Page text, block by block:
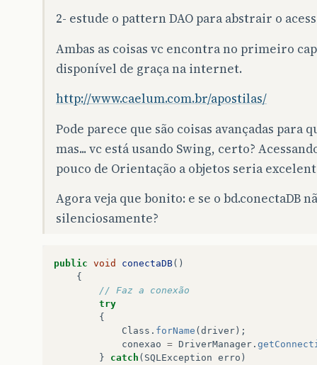
2- estude o pattern DAO para abstrair o
Ambas as coisas vc encontra no primeiro
disponível de graça na internet.
http://www.caelum.com.br/apostilas/
Pode parece que são coisas avançadas para
mas... vc está usando Swing, certo?
pouco de Orientação a objetos seria
Agora veja que bonito: e se o bd.conectaDB
silenciosamente?
public void conectaDB()
{
// Faz a conexão
try
{
Class . forName ( driver );
conexao = DriverManager .
}
catch ( SQLException erro )